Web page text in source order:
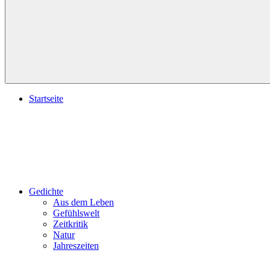
Startseite
Gedichte
Aus dem Leben
Gefühlswelt
Zeitkritik
Natur
Jahreszeiten